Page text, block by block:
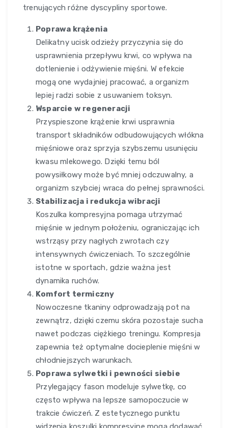
trenujących różne dyscypliny sportowe.
Poprawa krążenia
Delikatny ucisk odzieży przyczynia się do
usprawnienia przepływu krwi, co wpływa na
dotlenienie i odżywienie mięśni. W efekcie
mogą one wydajniej pracować, a organizm
lepiej radzi sobie z usuwaniem toksyn.
Wsparcie w regeneracji
Przyspieszone krążenie krwi usprawnia
transport składników odbudowujących włókna
mięśniowe oraz sprzyja szybszemu usunięciu
kwasu mlekowego. Dzięki temu ból
powysiłkowy może być mniej odczuwalny, a
organizm szybciej wraca do pełnej sprawności.
Stabilizacja i redukcja wibracji
Koszulka kompresyjna pomaga utrzymać
mięśnie w jednym położeniu, ograniczając ich
wstrząsy przy nagłych zwrotach czy
intensywnych ćwiczeniach. To szczególnie
istotne w sportach, gdzie ważna jest
dynamika ruchów.
Komfort termiczny
Nowoczesne tkaniny odprowadzają pot na
zewnątrz, dzięki czemu skóra pozostaje sucha
nawet podczas ciężkiego treningu. Kompresja
zapewnia też optymalne docieplenie mięśni w
chłodniejszych warunkach.
Poprawa sylwetki i pewności siebie
Przylegający fason modeluje sylwetkę, co
często wpływa na lepsze samopoczucie w
trakcie ćwiczeń. Z estetycznego punktu